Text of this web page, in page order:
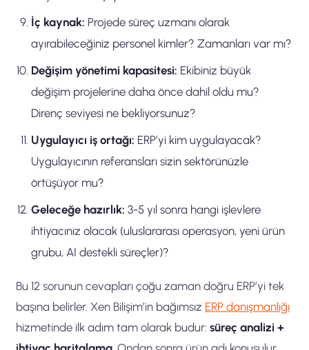
İç kaynak: Projede süreç uzmanı olarak
ayırabileceğiniz personel kimler? Zamanları var mı?
Değişim yönetimi kapasitesi: Ekibiniz büyük
değişim projelerine daha önce dahil oldu mu?
Direnç seviyesi ne bekliyorsunuz?
Uygulayıcı iş ortağı: ERP’yi kim uygulayacak?
Uygulayıcının referansları sizin sektörünüzle
örtüşüyor mu?
Geleceğe hazırlık: 3-5 yıl sonra hangi işlevlere
ihtiyacınız olacak (uluslararası operasyon, yeni ürün
grubu, AI destekli süreçler)?
Bu 12 sorunun cevapları çoğu zaman doğru ERP’yi tek
başına belirler. Xen Bilişim’in bağımsız ERP danışmanlığı
hizmetinde ilk adım tam olarak budur:süreç analizi +